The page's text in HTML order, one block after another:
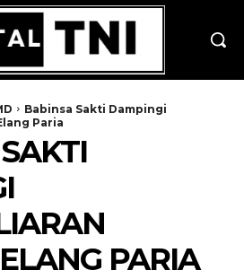
Babinsa Sakti Dampingi
Paria
PARIA